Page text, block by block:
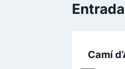
Camí